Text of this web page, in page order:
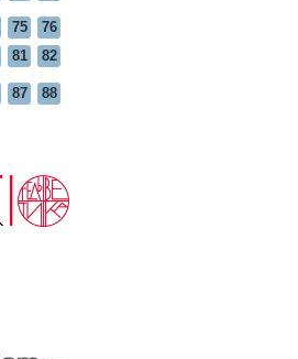
75
76
81 82
87 88